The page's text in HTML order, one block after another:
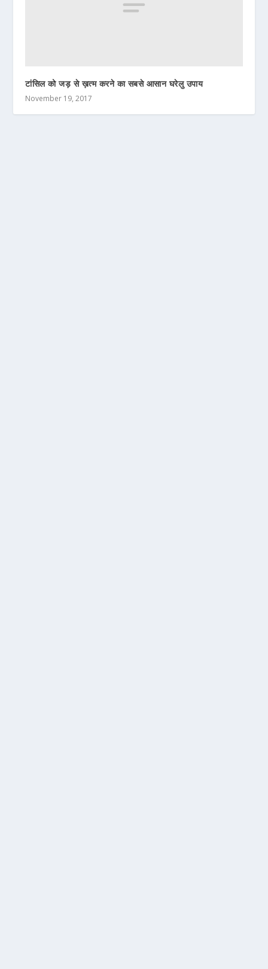
टांसिल को जड़ से ख़त्म करने का सबसे आसान घरेलु उपाय
November 19, 2017